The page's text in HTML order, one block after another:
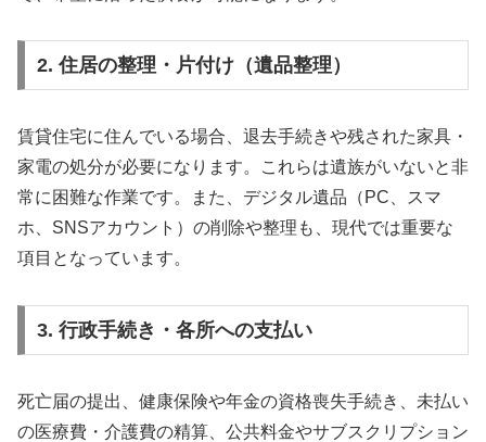
2. 住居の整理・片付け（遺品整理）
賃貸住宅に住んでいる場合、退去手続きや残された家具・
家電の処分が必要になります。これらは遺族がいないと非
常に困難な作業です。また、デジタル遺品（PC、スマ
ホ、SNSアカウント）の削除や整理も、現代では重要な
項目となっています。
3. 行政手続き・各所への支払い
死亡届の提出、健康保険や年金の資格喪失手続き、未払い
の医療費・介護費の精算、公共料金やサブスクリプション